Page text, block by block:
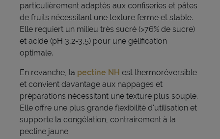
particulièrement adaptés aux confiseries et pâtes
de fruits nécessitant une texture ferme et stable.
Elle requiert un milieu très sucré (>76% de sucre)
et acide (pH 3,2-3,5) pour une gélification
optimale.
En revanche, la pectine NH est thermoréversible
et convient davantage aux nappages et
préparations nécessitant une texture plus souple.
Elle offre une plus grande flexibilité d'utilisation et
supporte la congélation, contrairement à la
pectine jaune.